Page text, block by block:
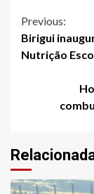
Previous:
Birigui
Nutrição